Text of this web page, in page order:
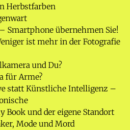
Herbstfarben
Smartphone übernehmen Sie!
ist mehr in der Fotografie
und Du?
für Arme?
statt Künstliche Intelligenz –
Book und der eigene Standort
Mode und Mord